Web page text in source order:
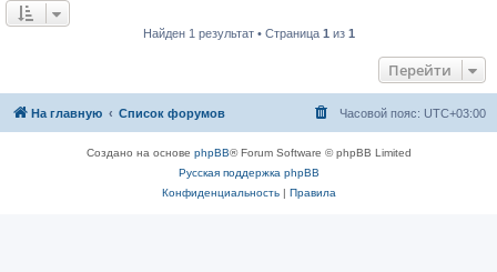
Найден 1 результат • Страница 1 из 1
Перейти
На главную Список форумов Часовой пояс: UTC+03:00
Создано на основе phpBB® Forum Software © phpBB Limited
Русская поддержка phpBB
Конфиденциальность| Правила